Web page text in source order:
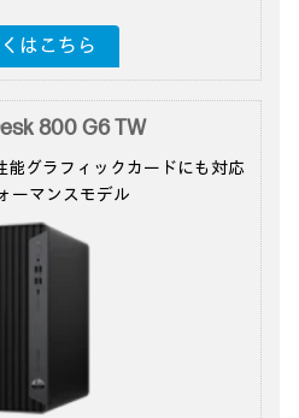
はこちら
800 G6 TW
能グラフィックカードにも対応
ーマンスモデル